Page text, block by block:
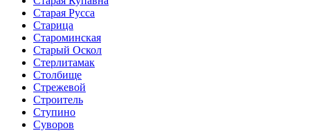
Старая Русса
Старица
Староминская
Старый Оскол
Стерлитамак
Столбище
Стрежевой
Строитель
Ступино
Суворов